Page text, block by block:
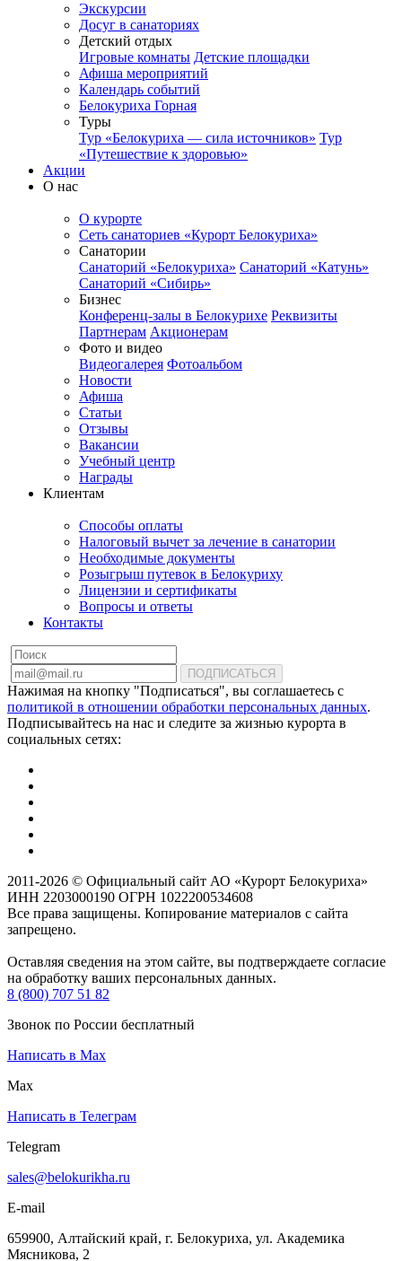
Экскурсии
Досуг в санаториях
Детский отдых
Игровые комнаты Детские площадки
Афиша мероприятий
Календарь событий
Белокуриха Горная
Туры
Тур «Белокуриха — сила источников» Тур
«Путешествие к здоровью»
Акции
О нас
О курорте
Сеть санаториев «Курорт Белокуриха»
Санатории
Санаторий «Белокуриха» Санаторий «Катунь»
Санаторий «Сибирь»
Бизнес
Конференц-залы в Белокурихе Реквизиты
Партнерам Акционерам
Фото и видео
Видеогалерея Фотоальбом
Новости
Афиша
Статьи
Отзывы
Вакансии
Учебный центр
Награды
Клиентам
Способы оплаты
Налоговый вычет за лечение в санатории
Необходимые документы
Розыгрыш путевок в Белокуриху
Лицензии и сертификаты
Вопросы и ответы
Контакты
ПОДПИСАТЬСЯ
Нажимая на кнопку "Подписаться", вы соглашаетесь с
политикой в отношении обработки персональных данных.
Подписывайтесь на нас и следите за жизнью курорта в
социальных сетях:
2011-2026 © Официальный сайт АО «Курорт Белокуриха»
ИНН 2203000190 ОГРН 1022200534608
Все права защищены. Копирование материалов с сайта
запрещено.
Оставляя сведения на этом сайте, вы подтверждаете согласие
на обработку ваших персональных данных.
8 (800) 707 51 82
Звонок по России бесплатный
Написать в Max
Max
Написать в Телеграм
Telegram
sales@belokurikha.ru
E-mail
659900, Алтайский край, г. Белокуриха, ул. Академика
Мясникова, 2